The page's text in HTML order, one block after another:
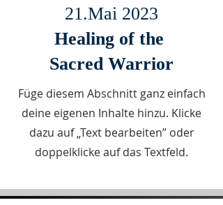
21.Mai 2023
Healing of the
Sacred Warrior
Füge diesem Abschnitt ganz einfach
deine eigenen Inhalte hinzu. Klicke
dazu auf „Text bearbeiten” oder
doppelklicke auf das Textfeld.